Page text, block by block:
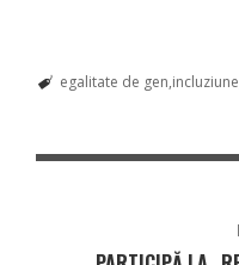
egalitate de gen incluziune